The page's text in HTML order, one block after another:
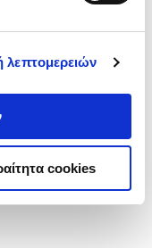
λεπτομερειών
cookies